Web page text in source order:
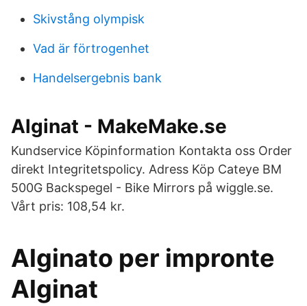
Skivstång olympisk
Vad är förtrogenhet
Handelsergebnis bank
Alginat - MakeMake.se
Kundservice Köpinformation Kontakta oss Order
direkt Integritetspolicy. Adress Köp Cateye BM
500G Backspegel - Bike Mirrors på wiggle.se.
Vårt pris: 108,54 kr.
Alginato per impronte
Alginat